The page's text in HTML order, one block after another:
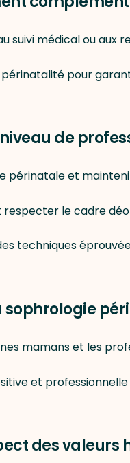
suivi médical ou
pour
de
périnatale et
le cadre
techniques
sophrologie
mamans et les
et
des valeurs